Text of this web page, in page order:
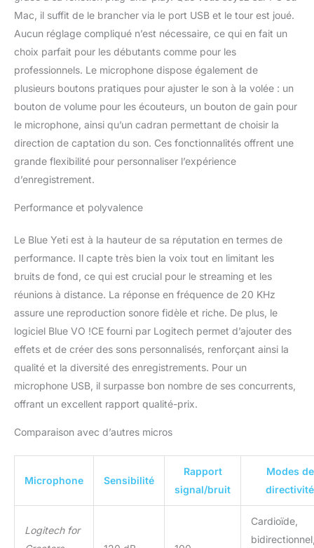
Mac, il suffit de le brancher via le port USB et le tour est joué.
Aucun réglage compliqué n’est nécessaire, ce qui en fait un
choix parfait pour les débutants comme pour les
professionnels. Le microphone dispose également de
plusieurs boutons pratiques pour ajuster le son à la volée : un
bouton de volume pour les écouteurs, un bouton de gain pour
le microphone, ainsi qu’un cadran permettant de choisir la
direction de captation du son. Ces fonctionnalités offrent une
grande flexibilité pour personnaliser l’expérience
d’enregistrement.
Performance et polyvalence
Le Blue Yeti est à la hauteur de sa réputation en termes de
performance. Il capte très bien la voix tout en limitant les
bruits de fond, ce qui est crucial pour le streaming et les
réunions à distance. La réponse en fréquence de 20 KHz
assure une reproduction sonore fidèle et riche. De plus, le
logiciel Blue VO !CE fourni par Logitech permet d’ajouter des
effets et de créer des sons personnalisés, renforçant ainsi la
qualité et la diversité des enregistrements. Pour un
microphone USB, il surpasse bon nombre de ses concurrents,
offrant un excellent rapport qualité-prix.
Comparaison avec d’autres micros
Microphone Sensibilité
Rapport
signal/bruit
Modes de
directivité
Logitech for
Cardioïde,